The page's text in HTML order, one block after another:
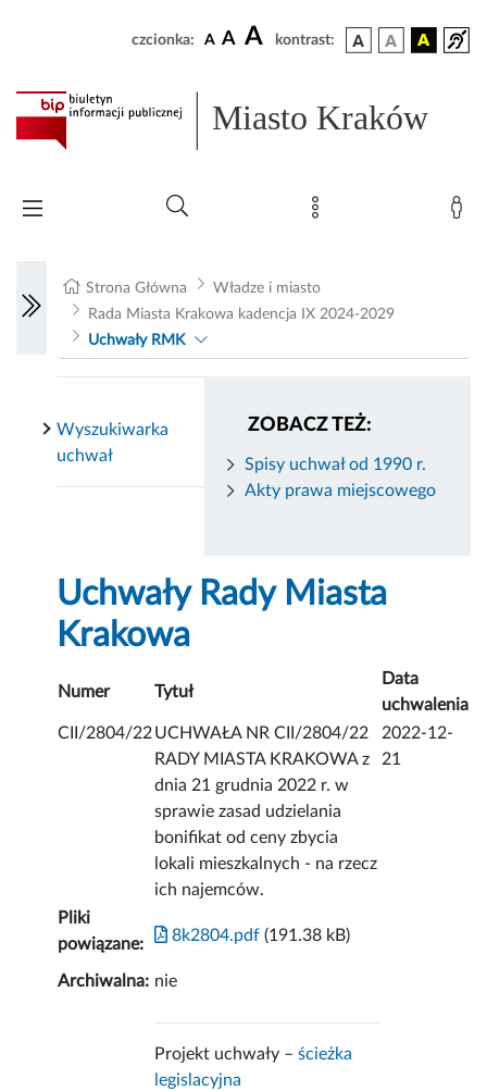
czcionka: A A A kontrast:
Miasto Kraków
Strona Główna
Władze i miasto
Rada Miasta Krakowa kadencja IX 2024-2029
Uchwały RMK
ZOBACZ TEŻ:
Spisy uchwał od 1990 r.
Akty prawa miejscowego
Wyszukiwarka
uchwał
Uchwały Rady Miasta
Krakowa
Numer Tytuł
Data
uchwalenia
CII/2804/22UCHWAŁA NR CII/2804/22
RADY MIASTA KRAKOWA z
dnia 21 grudnia 2022 r. w
sprawie zasad udzielania
bonifikat od ceny zbycia
lokali mieszkalnych - na rzecz
ich najemców.
2022-12-
21
Pliki
powiązane:
8k2804.pdf (191.38 kB)
Archiwalna: nie
Projekt uchwały –ścieżka
legislacyjna